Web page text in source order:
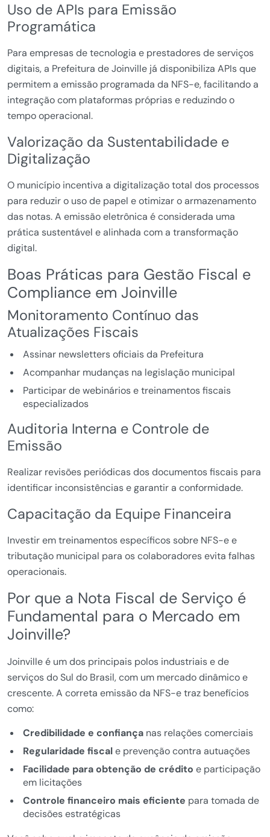
Uso de APIs para Emissão
Programática
Para empresas de tecnologia e prestadores de serviços
digitais, a Prefeitura de Joinville já disponibiliza APIs que
permitem a emissão programada da NFS-e, facilitando a
integração com plataformas próprias e reduzindo o
tempo operacional.
Valorização da Sustentabilidade e
Digitalização
O município incentiva a digitalização total dos processos
para reduzir o uso de papel e otimizar o armazenamento
das notas. A emissão eletrônica é considerada uma
prática sustentável e alinhada com a transformação
digital.
Boas Práticas para Gestão Fiscal e
Compliance em Joinville
Monitoramento Contínuo das
Atualizações Fiscais
Assinar newsletters oficiais da Prefeitura
Acompanhar mudanças na legislação municipal
Participar de webinários e treinamentos fiscais
especializados
Auditoria Interna e Controle de
Emissão
Realizar revisões periódicas dos documentos fiscais para
identificar inconsistências e garantir a conformidade.
Capacitação da Equipe Financeira
Investir em treinamentos específicos sobre NFS-e e
tributação municipal para os colaboradores evita falhas
operacionais.
Por que a Nota Fiscal de Serviço é
Fundamental para o Mercado em
Joinville?
Joinville é um dos principais polos industriais e de
serviços do Sul do Brasil, com um mercado dinâmico e
crescente. A correta emissão da NFS-e traz benefícios
como:
Credibilidade e confiançanas relações comerciais
Regularidade fiscale prevenção contra autuações
Facilidade para obtenção de crédito e participação
em licitações
Controle financeiro mais eficiente para tomada de
decisões estratégicas